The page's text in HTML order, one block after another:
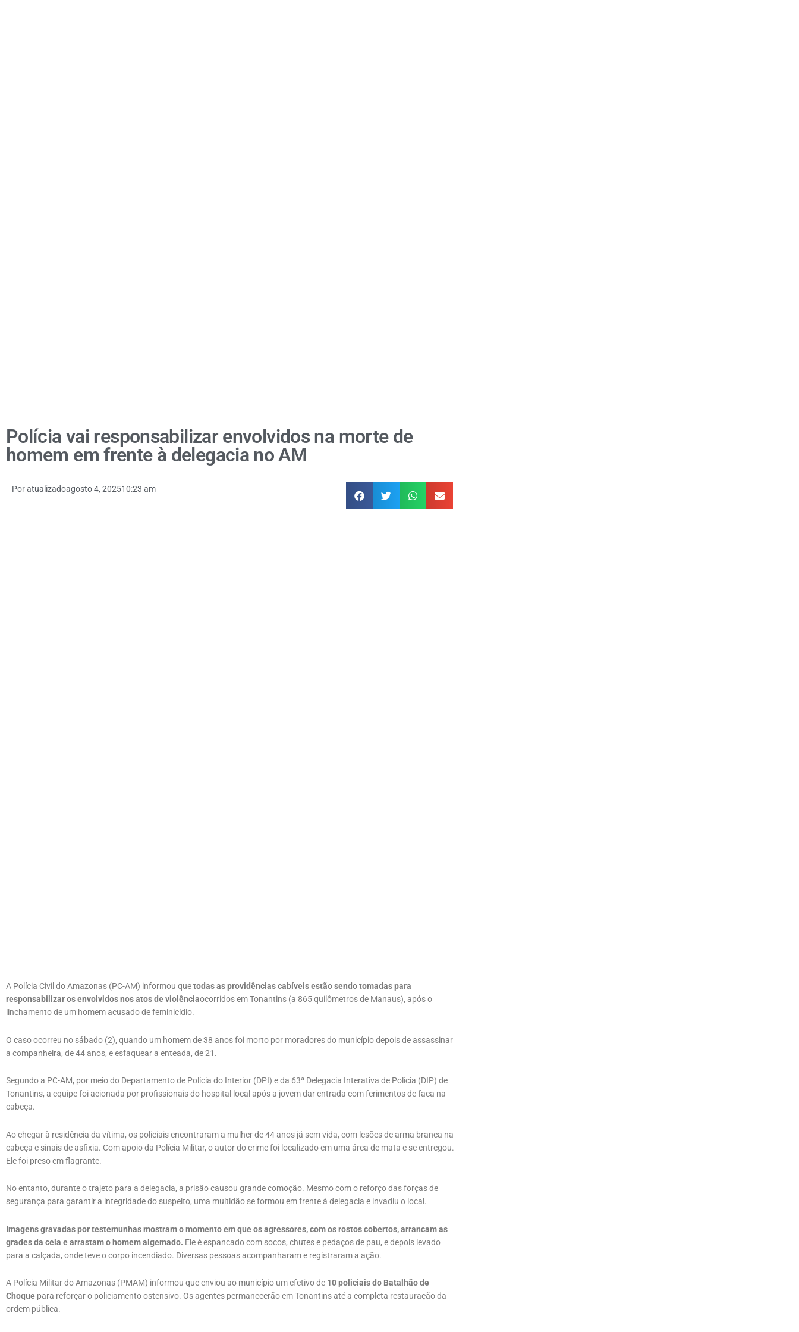
Polícia vai responsabilizar envolvidos na morte de
homem em frente à delegacia no AM
Poratualizadoagosto 4, 202510:23 am
A Polícia Civil do Amazonas (PC-AM) informou quetodas as providências cabíveis estão sendo tomadas para
responsabilizar os envolvidos nos atos de violênciaocorridos em Tonantins (a 865 quilômetros de Manaus), após o
linchamento de um homem acusado de feminicídio.
O caso ocorreu no sábado (2), quando um homem de 38 anos foi morto por moradores do município depois de assassinar
a companheira, de 44 anos, e esfaquear a enteada, de 21.
Segundo a PC-AM, por meio do Departamento de Polícia do Interior (DPI) e da 63ª Delegacia Interativa de Polícia (DIP) de
Tonantins, a equipe foi acionada por profissionais do hospital local após a jovem dar entrada com ferimentos de faca na
cabeça.
Ao chegar à residência da vítima, os policiais encontraram a mulher de 44 anos já sem vida, com lesões de arma branca na
cabeça e sinais de asfixia. Com apoio da Polícia Militar, o autor do crime foi localizado em uma área de mata e se entregou.
Ele foi preso em flagrante.
No entanto, durante o trajeto para a delegacia, a prisão causou grande comoção. Mesmo com o reforço das forças de
segurança para garantir a integridade do suspeito, uma multidão se formou em frente à delegacia e invadiu o local.
Imagens gravadas por testemunhas mostram o momento em que os agressores, com os rostos cobertos, arrancam as
grades da cela e arrastam o homem algemado. Ele é espancado com socos, chutes e pedaços de pau, e depois levado
para a calçada, onde teve o corpo incendiado. Diversas pessoas acompanharam e registraram a ação.
A Polícia Militar do Amazonas (PMAM) informou que enviou ao município um efetivo de 10 policiais do Batalhão de
Choque para reforçar o policiamento ostensivo. Os agentes permanecerão em Tonantins até a completa restauração da
ordem pública.